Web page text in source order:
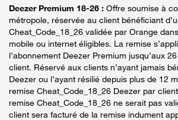
Deezer Premium 18-26 : Offre soumise à
métropole, réservée au client bénéficiant
Cheat_Code_18_26 validée par Orange
mobile ou internet éligibles. La remise
l’abonnement Deezer Premium jusqu’aux
client. Réservé aux clients n’ayant jamais
Deezer ou l’ayant résilié depuis plus de 12
remise Cheat_Code_18_26 Deezer par
remise Cheat_Code_18_26 ne serait pas
client sera facturé de la remise indument